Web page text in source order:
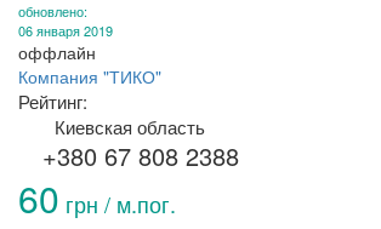
обновлено:
06 января 2019
оффлайн
Компания "ТИКО"
Рейтинг:
Киевская область
+380 67 808 2388
60 грн / м.пог.